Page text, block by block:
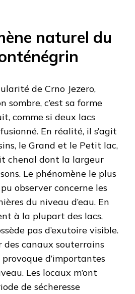
naturel du
de Crno Jezero,
sombre, c’est sa forme
comme si deux lacs
En réalité, il s’agit
le Grand et le Petit lac,
chenal dont la largeur
Le phénomène le plus
observer concerne les
du niveau d’eau. En
à la plupart des lacs,
pas d’exutoire visible.
des canaux souterrains
d’importantes
Les locaux m’ont
de sécheresse